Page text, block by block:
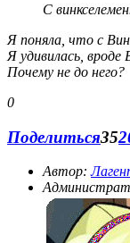
С
Я поняла, что с
Я удивилась,
Почему не до него?
0
Поделиться35
Автор: